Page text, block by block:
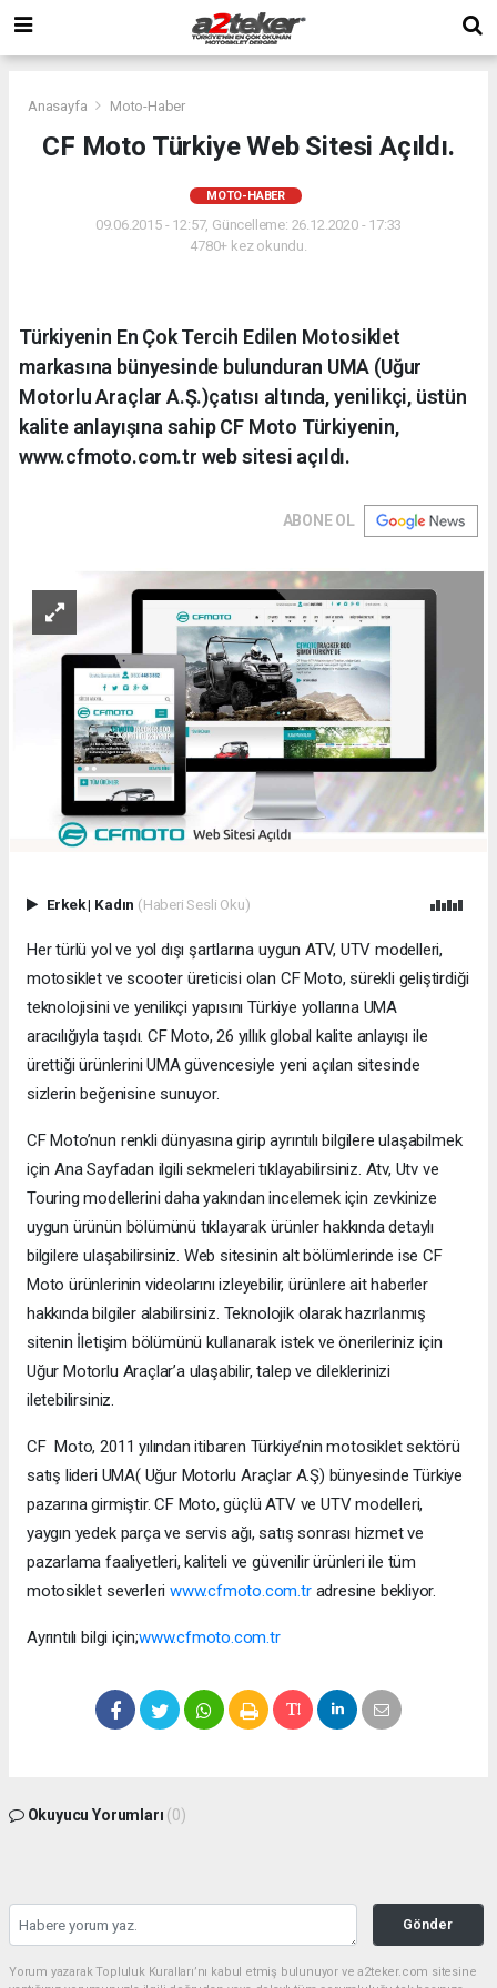
Anasayfa Moto-Haber
CF Moto Türkiye Web Sitesi Açıldı.
MOTO-HABER
09.06.2015 - 12:57, Güncelleme: 26.12.2020 - 17:33
4780+ kez okundu.
Türkiyenin En Çok Tercih Edilen Motosiklet
markasına bünyesinde bulunduran UMA (Uğur
Motorlu Araçlar A.Ş.)çatısı altında, yenilikçi, üstün
kalite anlayışına sahip CF Moto Türkiyenin,
www.cfmoto.com.tr web sitesi açıldı.
ABONE OL
Erkek| Kadın (Haberi Sesli Oku)
Her türlü yol ve yol dışı şartlarına uygun ATV, UTV modelleri,
motosiklet ve scooter üreticisi olan CF Moto, sürekli geliştirdiği
teknolojisini ve yenilikçi yapısını Türkiye yollarına UMA
aracılığıyla taşıdı. CF Moto, 26 yıllık global kalite anlayışı ile
ürettiği ürünlerini UMA güvencesiyle yeni açılan sitesinde
sizlerin beğenisine sunuyor.
CF Moto’nun renkli dünyasına girip ayrıntılı bilgilere ulaşabilmek
için Ana Sayfadan ilgili sekmeleri tıklayabilirsiniz. Atv, Utv ve
Touring modellerini daha yakından incelemek için zevkinize
uygun ürünün bölümünü tıklayarak ürünler hakkında detaylı
bilgilere ulaşabilirsiniz. Web sitesinin alt bölümlerinde ise CF
Moto ürünlerinin videolarını izleyebilir, ürünlere ait haberler
hakkında bilgiler alabilirsiniz. Teknolojik olarak hazırlanmış
sitenin İletişim bölümünü kullanarak istek ve önerileriniz için
Uğur Motorlu Araçlar’a ulaşabilir, talep ve dileklerinizi
iletebilirsiniz.
CF Moto, 2011 yılından itibaren Türkiye’nin motosiklet sektörü
satış lideri UMA( Uğur Motorlu Araçlar A.Ş) bünyesinde Türkiye
pazarına girmiştir. CF Moto, güçlü ATV ve UTV modelleri,
yaygın yedek parça ve servis ağı, satış sonrası hizmet ve
pazarlama faaliyetleri, kaliteli ve güvenilir ürünleri ile tüm
motosiklet severleri www.cfmoto.com.tradresine bekliyor.
Ayrıntılı bilgi için;www.cfmoto.com.tr
Okuyucu Yorumları (0)
Gönder
Yorum yazarak Topluluk Kuralları’nı kabul etmiş bulunuyor ve a2teker.com sitesine